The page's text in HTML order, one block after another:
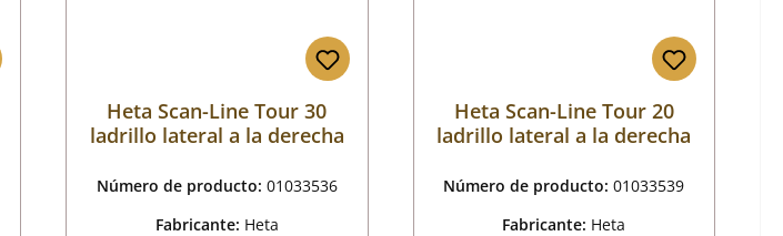
Heta Scan-Line Tour 30
ladrillo lateral a la derecha
Número de producto: 01033536
Fabricante: Heta
Heta Scan-Line Tour 20
ladrillo lateral a la derecha
Número de producto:01033539
Fabricante: Heta